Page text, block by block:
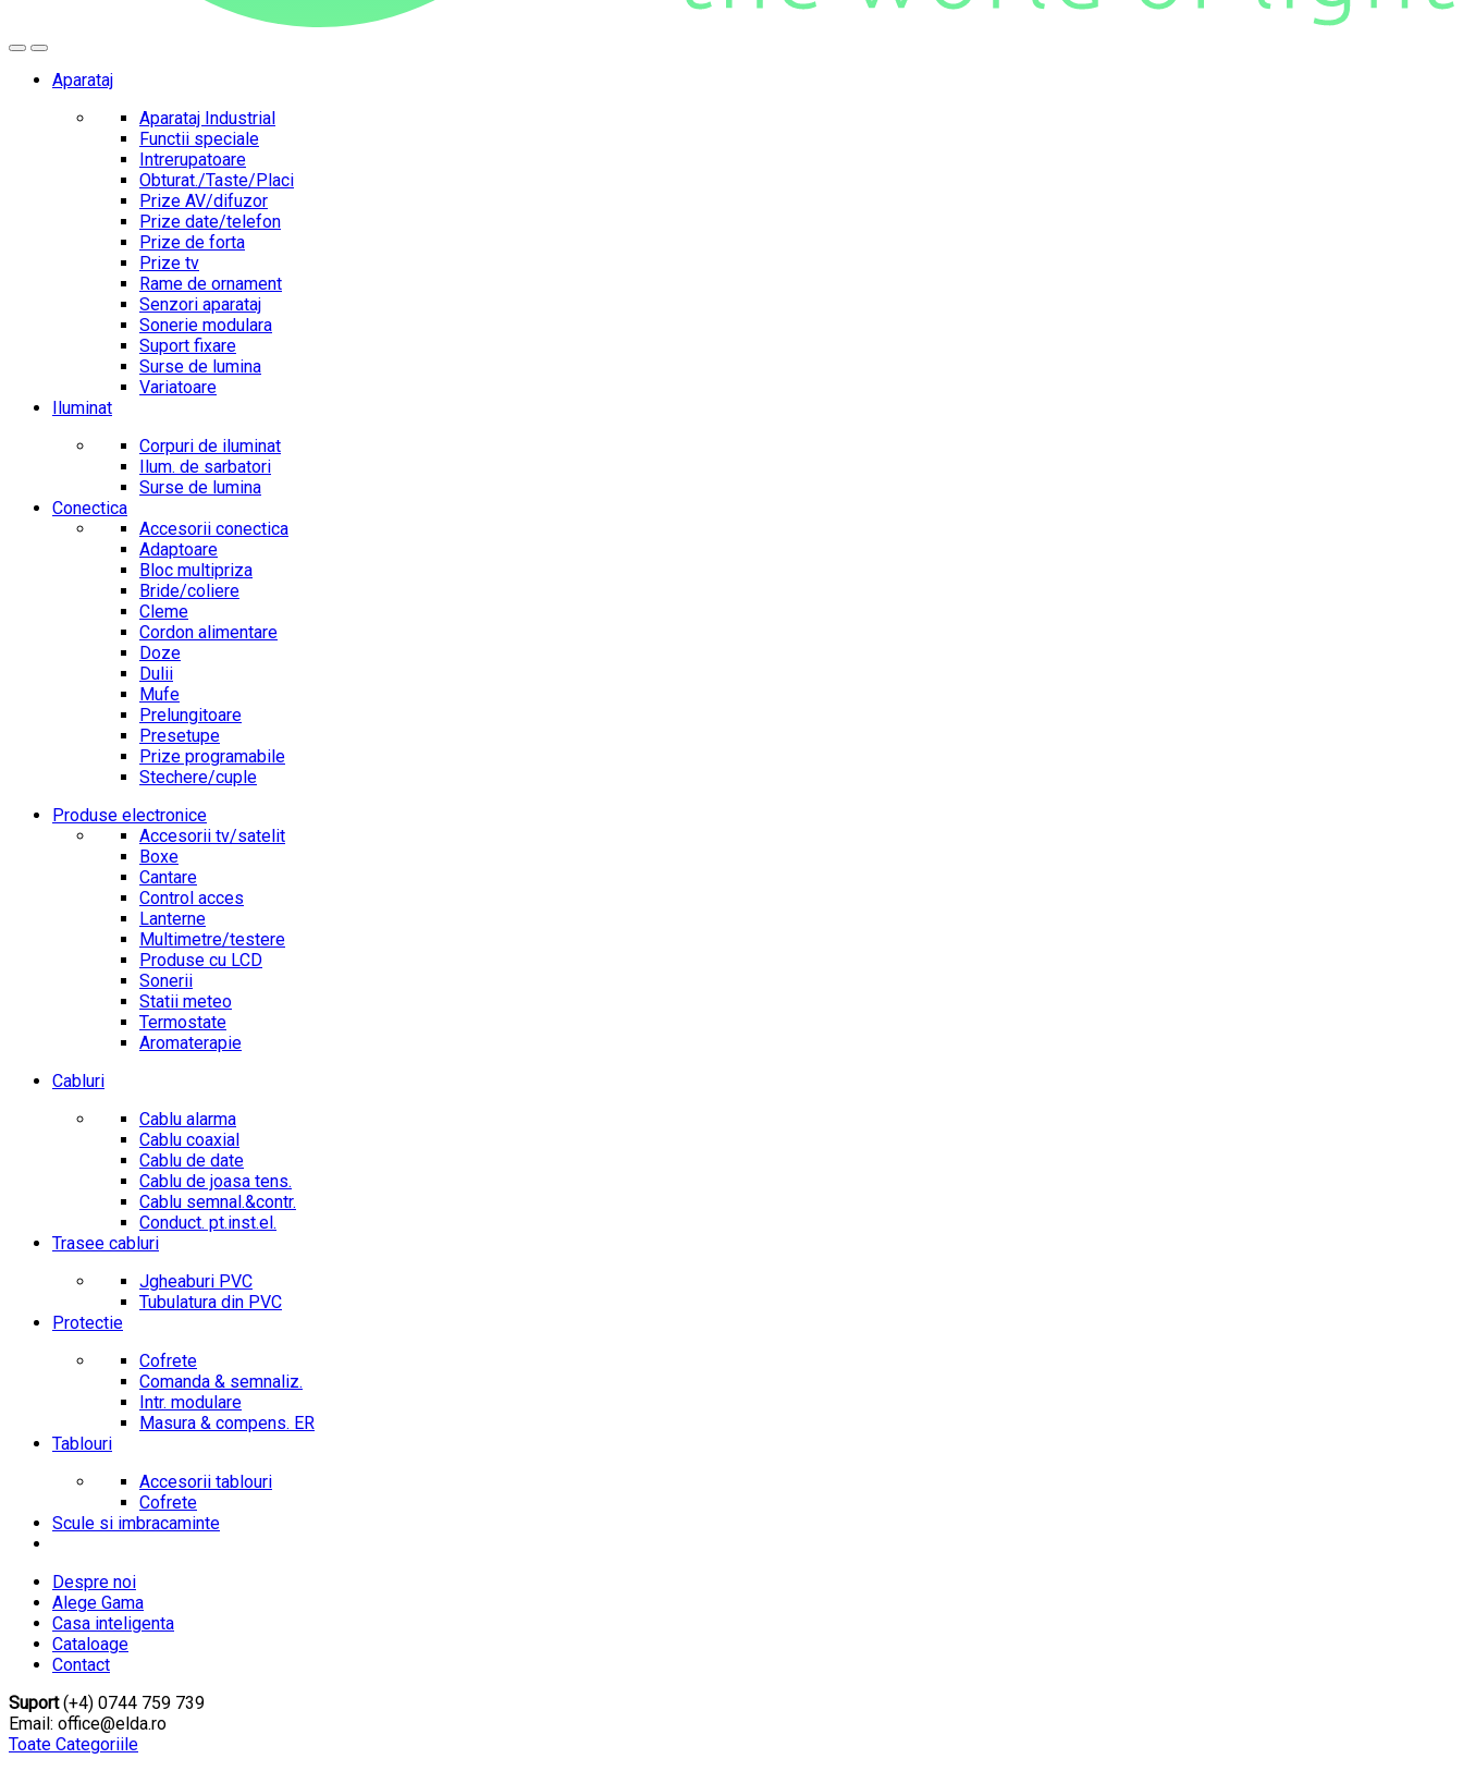
Aparataj
Aparataj Industrial
Functii speciale
Intrerupatoare
Obturat./Taste/Placi
Prize AV/difuzor
Prize date/telefon
Prize de forta
Prize tv
Rame de ornament
Senzori aparataj
Sonerie modulara
Suport fixare
Surse de lumina
Variatoare
Iluminat
Corpuri de iluminat
Ilum. de sarbatori
Surse de lumina
Conectica
Accesorii conectica
Adaptoare
Bloc multipriza
Bride/coliere
Cleme
Cordon alimentare
Doze
Dulii
Mufe
Prelungitoare
Presetupe
Prize programabile
Stechere/cuple
Produse electronice
Accesorii tv/satelit
Boxe
Cantare
Control acces
Lanterne
Multimetre/testere
Produse cu LCD
Sonerii
Statii meteo
Termostate
Aromaterapie
Cabluri
Cablu alarma
Cablu coaxial
Cablu de date
Cablu de joasa tens.
Cablu semnal.&contr.
Conduct. pt.inst.el.
Trasee cabluri
Jgheaburi PVC
Tubulatura din PVC
Protectie
Cofrete
Comanda & semnaliz.
Intr. modulare
Masura & compens. ER
Tablouri
Accesorii tablouri
Cofrete
Scule si imbracaminte
Despre noi
Alege Gama
Casa inteligenta
Cataloage
Contact
Suport(+4) 0744 759 739
Email: office@elda.ro
Toate Categoriile